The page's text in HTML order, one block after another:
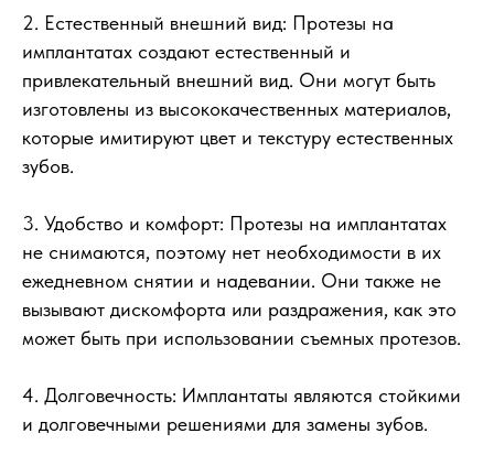
2. Естественный внешний вид: Протезы на
имплантатах создают естественный и
привлекательный внешний вид. Они могут быть
изготовлены из высококачественных материалов,
которые имитируют цвет и текстуру естественных
зубов.
3. Удобство и комфорт: Протезы на имплантатах
не снимаются, поэтому нет необходимости в их
ежедневном снятии и надевании. Они также не
вызывают дискомфорта или раздражения, как это
может быть при использовании съемных протезов.
4. Долговечность: Имплантаты являются стойкими
и долговечными решениями для замены зубов.